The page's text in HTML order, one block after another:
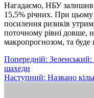
Нагадаємо, НБУ залишив
15,5% річних. При цьому
посилення ризиків
поточному рівні довше,
макропрогнозом, та буде
Навігація
записів
Попередній:
шахеди
Наступний: Названо